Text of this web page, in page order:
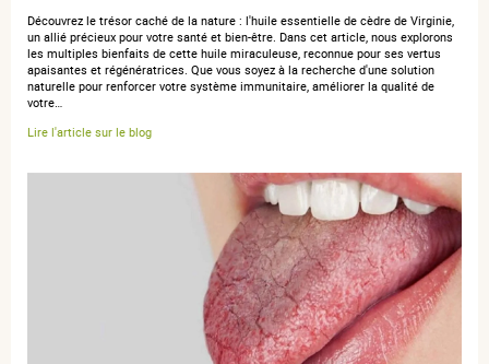
et utile.
anonymous a.publié le 02 octobre 2021 suite à une commande
5 / 5
Sensation d'hydratation et d'apaisement immédiats
anonymous anonymous.publié le 22 septembre 2021 suite à
Découvrez le trésor caché de la nature : l'huile essentielle de cèdre de Virginie,
un allié précieux pour votre santé et bien-être. Dans cet article, nous explorons
les multiples bienfaits de cette huile miraculeuse, reconnue pour ses vertus
apaisantes et régénératrices. Que vous soyez à la recherche d'une solution
naturelle pour renforcer votre système immunitaire, améliorer la qualité de
votre…
Lire l'article sur le blog